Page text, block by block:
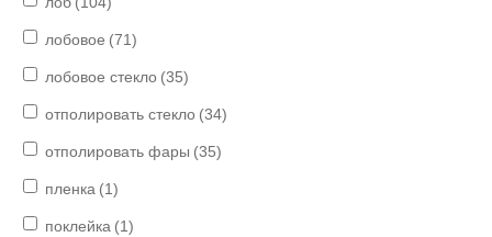
лобовое (71)
лобовое стекло (35)
отполировать стекло (34)
отполировать фары (35)
пленка (1)
поклейка (1)